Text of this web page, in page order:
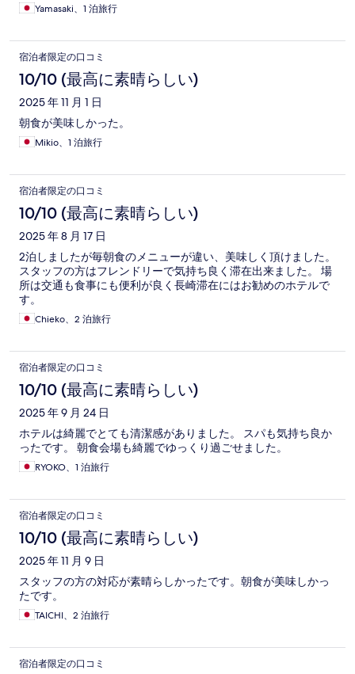
Yamasaki、1 泊旅行
宿泊者限定の口コミ
10/10 (最高に素晴らしい)
2025 年 11 月 1 日
朝食が美味しかった。
Mikio、1 泊旅行
宿泊者限定の口コミ
10/10 (最高に素晴らしい)
2025 年 8 月 17 日
2泊しましたが毎朝食のメニューが違い、美味しく頂けました。
スタッフの方はフレンドリーで気持ち良く滞在出来ました。 場
所は交通も食事にも便利が良く長崎滞在にはお勧めのホテルで
す。
Chieko、2 泊旅行
宿泊者限定の口コミ
10/10 (最高に素晴らしい)
2025 年 9 月 24 日
ホテルは綺麗でとても清潔感がありました。 スパも気持ち良か
ったです。 朝食会場も綺麗でゆっくり過ごせました。
RYOKO、1 泊旅行
宿泊者限定の口コミ
10/10 (最高に素晴らしい)
2025 年 11 月 9 日
スタッフの方の対応が素晴らしかったです。朝食が美味しかっ
たです。
TAICHI、2 泊旅行
宿泊者限定の口コミ